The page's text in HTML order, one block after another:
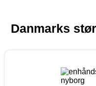
Danmarks